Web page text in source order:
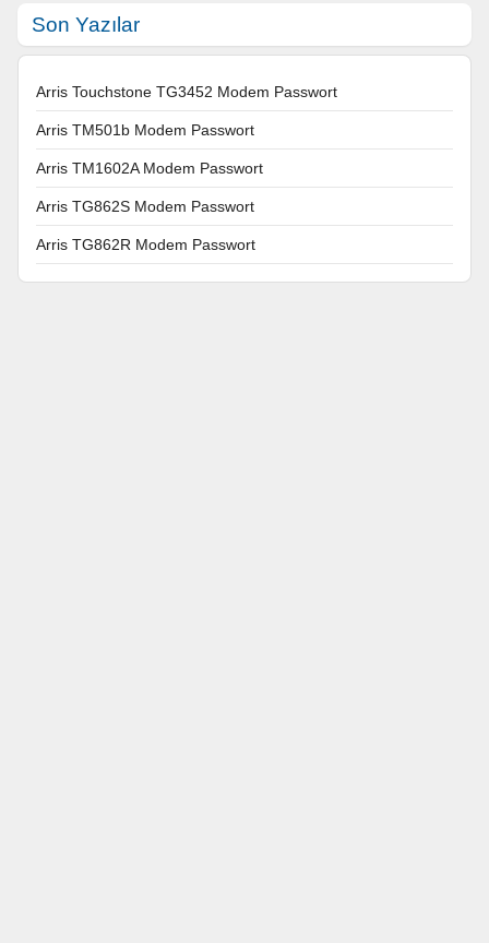
Son Yazılar
Arris Touchstone TG3452 Modem Passwort
Arris TM501b Modem Passwort
Arris TM1602A Modem Passwort
Arris TG862S Modem Passwort
Arris TG862R Modem Passwort